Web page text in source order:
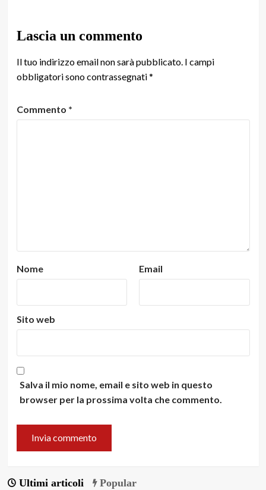
Lascia un commento
Il tuo indirizzo email non sarà pubblicato. I campi
obbligatori sono contrassegnati*
Commento *
Nome Email
Sito web
Salva il mio nome, email e sito web in questo
browser per la prossima volta che commento.
Ultimi articoli Popular